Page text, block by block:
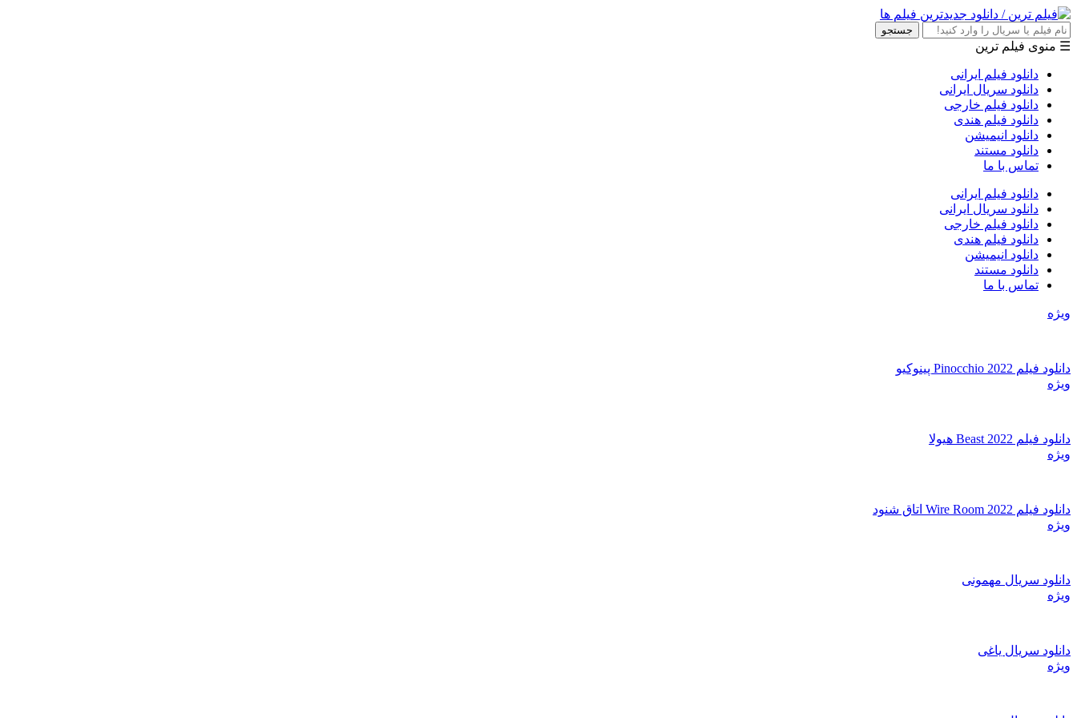
جستجو
☰ منوی فیلم ترین
دانلود فیلم ایرانی
دانلود سریال ایرانی
دانلود فیلم خارجی
دانلود فیلم هندی
دانلود انیمیشن
دانلود مستند
تماس با ما
دانلود فیلم ایرانی
دانلود سریال ایرانی
دانلود فیلم خارجی
دانلود فیلم هندی
دانلود انیمیشن
دانلود مستند
تماس با ما
ویژه
دانلود فیلم Pinocchio 2022 پینوکیو
ویژه
دانلود فیلم Beast 2022 هیولا
ویژه
دانلود فیلم Wire Room 2022 اتاق شنود
ویژه
دانلود سریال مهمونی
ویژه
دانلود سریال یاغی
ویژه